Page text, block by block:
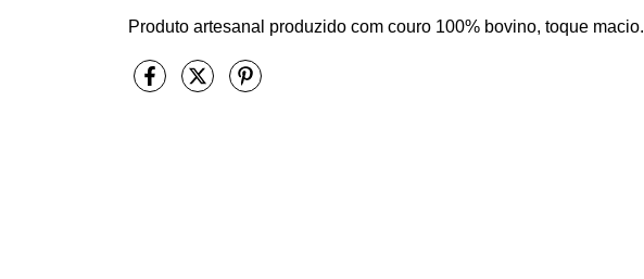
Produto artesanal produzido com couro 100% bovino, toque macio.